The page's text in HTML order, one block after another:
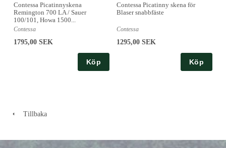
Contessa Picatinnyskena
Remington 700 LA / Sauer
100/101, Howa 1500...
Contessa
1795,00 SEK
Köp
Contessa Picatinny skena för
Blaser snabbfäste
Contessa
1295,00 SEK
Köp
Tillbaka